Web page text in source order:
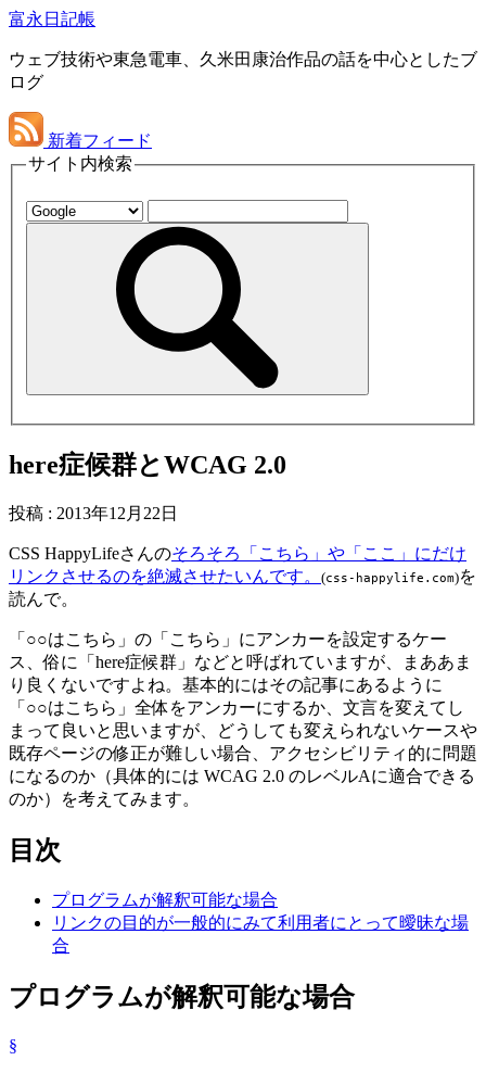
富永日記帳
ウェブ技術や東急電車、久米田康治作品の話を中心としたブ
ログ
新着フィード
サイト内検索
here症候群とWCAG 2.0
投稿 : 2013年12月22日
CSS HappyLifeさんのそろそろ「こちら」や「ここ」にだけ
リンクさせるのを絶滅させたいんです。 (css-happylife.com)を
読んで。
「○○はこちら」の「こちら」にアンカーを設定するケー
ス、俗に「here症候群」などと呼ばれていますが、まああま
り良くないですよね。基本的にはその記事にあるように
「○○はこちら」全体をアンカーにするか、文言を変えてし
まって良いと思いますが、どうしても変えられないケースや
既存ページの修正が難しい場合、アクセシビリティ的に問題
になるのか（具体的には WCAG 2.0 のレベルAに適合できる
のか）を考えてみます。
目次
プログラムが解釈可能な場合
リンクの目的が一般的にみて利用者にとって曖昧な場
合
プログラムが解釈可能な場合
§